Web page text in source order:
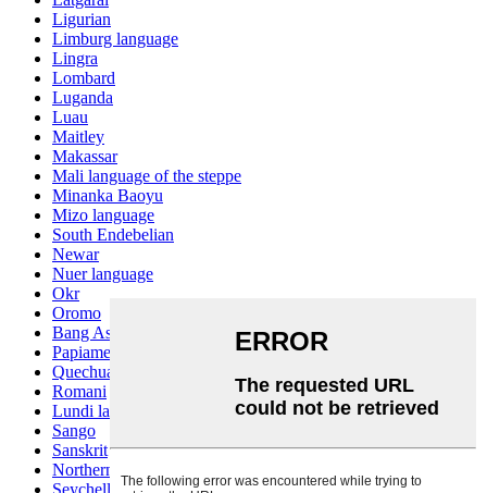
Ligurian
Limburg language
Lingra
Lombard
Luganda
Luau
Maitley
Makassar
Mali language of the steppe
Minanka Baoyu
Mizo language
South Endebelian
Newar
Nuer language
Okr
Oromo
Bang Ashinan
Papiamento
Quechua
Romani
Lundi language
Sango
Sanskrit
Northern Sotho
Seychelles Creole